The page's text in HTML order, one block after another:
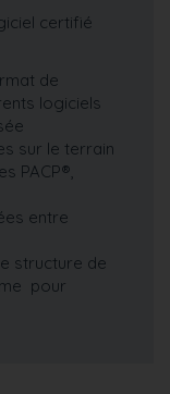
certifié
de
logiciels
sur le terrain
PACP®,
entre
structure de
pour